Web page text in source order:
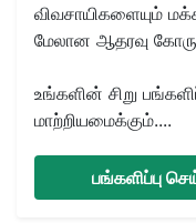
விவசாயிகளையும்
மேலான ஆதரவு
உங்களின் சிறு
மாற்றியமைக்கும்....
பங்களிப்பு